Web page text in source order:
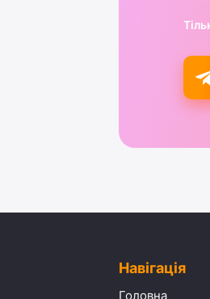
Навігація
Головна